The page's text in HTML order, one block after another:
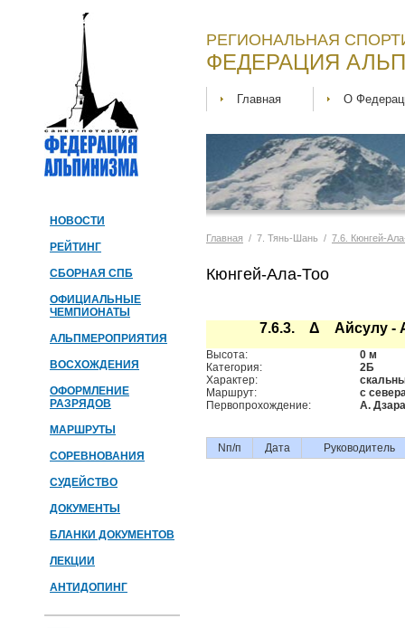
НОВОСТИ
РЕЙТИНГ
СБОРНАЯ СПБ
ОФИЦИАЛЬНЫЕ
ЧЕМПИОНАТЫ
АЛЬПМЕРОПРИЯТИЯ
ВОСХОЖДЕНИЯ
ОФОРМЛЕНИЕ
РАЗРЯДОВ
МАРШРУТЫ
СОРЕВНОВАНИЯ
СУДЕЙСТВО
ДОКУМЕНТЫ
БЛАНКИ ДОКУМЕНТОВ
ЛЕКЦИИ
АНТИДОПИНГ
РЕГИОНАЛЬНАЯ
ФЕДЕРАЦИЯ
Главная О
Главная / 7. Тянь-Шань / 7.6. Кюнгей-
Кюнгей-Ала-Тоо
7.6.3. Δ Айсулу -
Высота:
0 м
Категория:
2Б
Характер:
Маршрут:
с
Первопрохождение:
А.
Nп/п Дата Руководитель